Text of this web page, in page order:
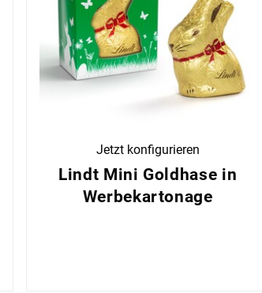
Jetzt konfigurieren
Lindt Mini Goldhase in
Werbekartonage